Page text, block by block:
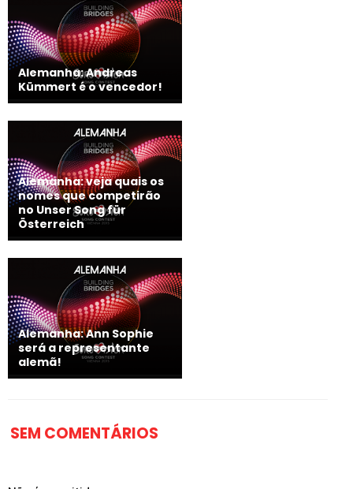
Alemanha: Andreas
Kümmert é o vencedor!
Alemanha: veja quais os
nomes que competirão
no Unser Song für
Österreich
Alemanha: Ann Sophie
será a representante
alemã!
SEM COMENTÁRIOS